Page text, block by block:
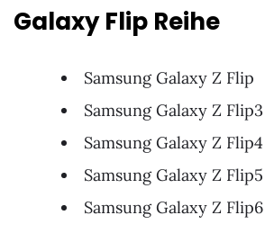
Galaxy Flip Reihe
Samsung Galaxy Z Flip
Samsung Galaxy Z
Samsung Galaxy Z Flip4
Samsung Galaxy Z
Samsung Galaxy Z